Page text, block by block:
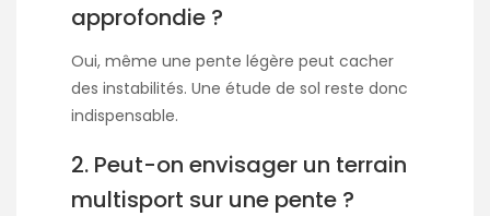
approfondie ?
Oui, même une pente légère peut cacher
des instabilités. Une étude de sol reste donc
indispensable.
2. Peut-on envisager un terrain
multisport sur une pente ?